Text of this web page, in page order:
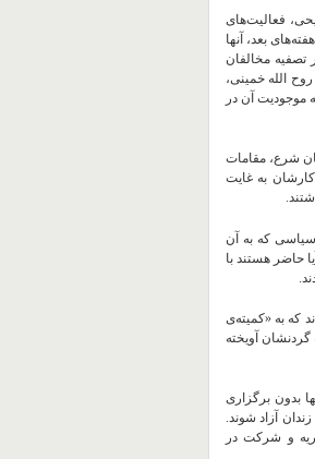
ارائه‌ ی هیچ توضیحی، فعالیت‌های
بعد، آنها
مخالفان
الله خمینی،
آن در
شرع، مقامات
کارشان به غایت
سیاسی که به آن
حاضر هستند با
که به «کمیته‌ی
گردنشان آویخته
بدون برگزاری
آزاد شوند.
و شرکت در